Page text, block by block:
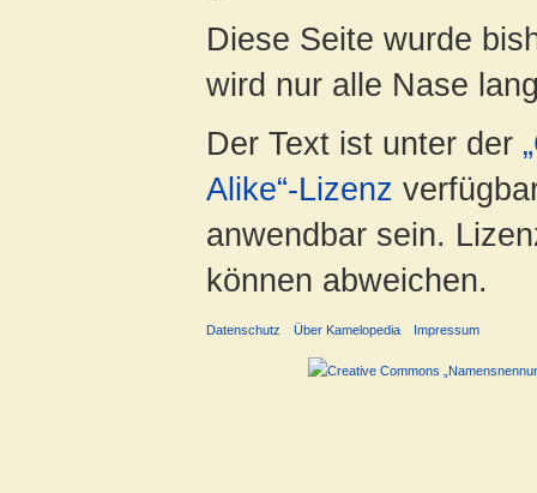
Diese Seite wurde
wird nur alle Nase
Der Text ist unter der
Alike“-Lizenz
anwendbar sein.
können abweichen.
Datenschutz Über Kamelopedia Impressum